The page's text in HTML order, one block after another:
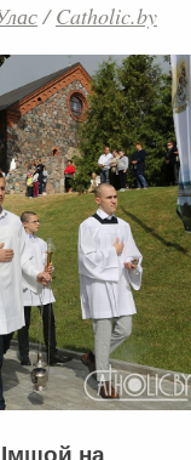
/Catholic.by
на